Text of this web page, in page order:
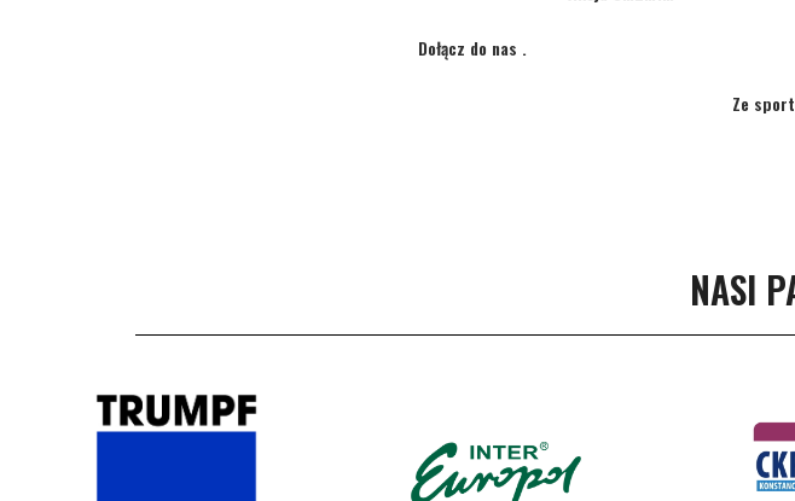
Dołącz do nas .
Ze sportowym
Zarząd
NASI